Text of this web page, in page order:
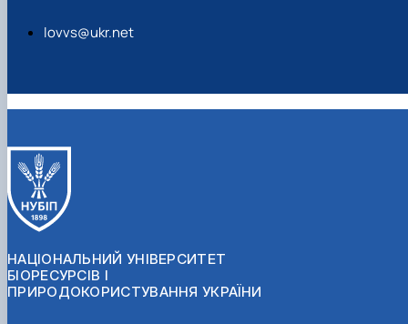
lovvs@ukr.net
НАЦІОНАЛЬНИЙ УНІВЕРСИТЕТ
БІОРЕСУРСІВ І
ПРИРОДОКОРИСТУВАННЯ УКРАЇНИ